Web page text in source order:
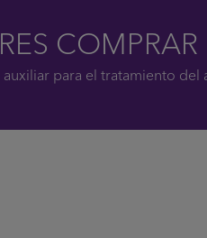
auxiliar para el tratamiento del